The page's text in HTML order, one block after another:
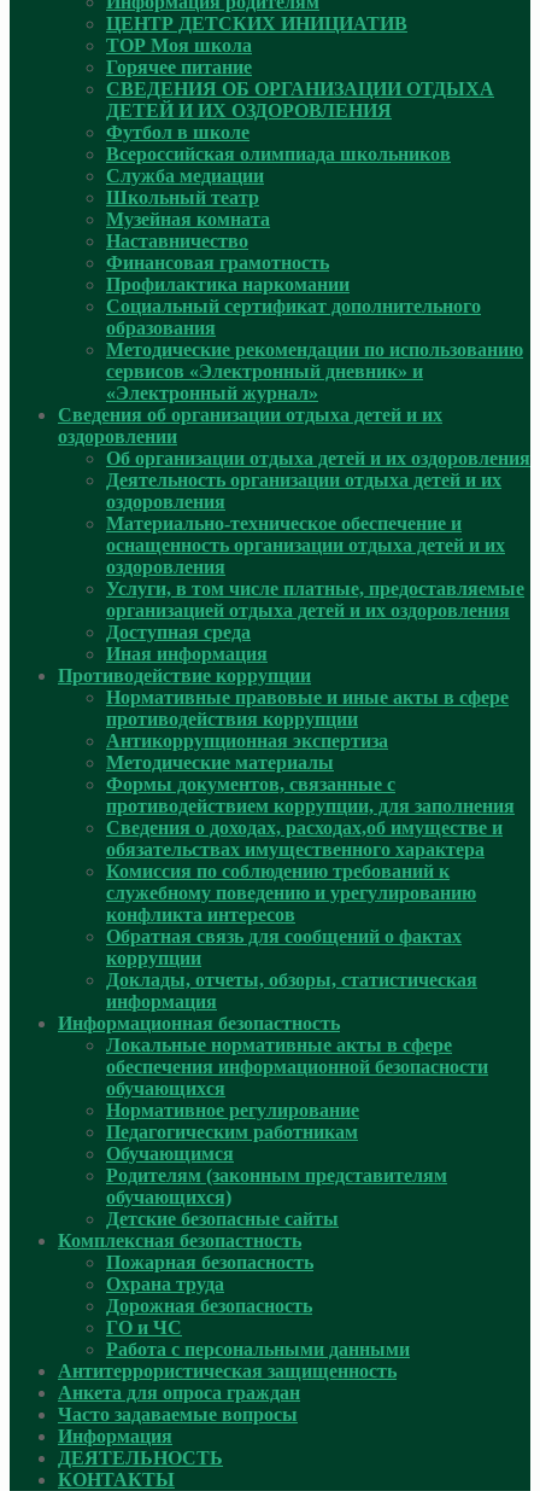
ЦЕНТР ДЕТСКИХ ИНИЦИАТИВ
ТОР Моя школа
Горячее питание
СВЕДЕНИЯ ОБ ОРГАНИЗАЦИИ ОТДЫХА
ДЕТЕЙ И ИХ ОЗДОРОВЛЕНИЯ
Футбол в школе
Всероссийская олимпиада школьников
Служба медиации
Школьный театр
Музейная комната
Наставничество
Финансовая грамотность
Профилактика наркомании
Социальный сертификат дополнительного
образования
Методические рекомендации по использованию
сервисов «Электронный дневник» и
«Электронный журнал»
Сведения об организации отдыха детей и их
оздоровлении
Об организации отдыха детей и их оздоровления
Деятельность организации отдыха детей и их
оздоровления
Материально-техническое обеспечение и
оснащенность организации отдыха детей и их
оздоровления
Услуги, в том числе платные, предоставляемые
организацией отдыха детей и их оздоровления
Доступная среда
Иная информация
Противодействие коррупции
Нормативные правовые и иные акты в сфере
противодействия коррупции
Антикоррупционная экспертиза
Методические материалы
Формы документов, связанные с
противодействием коррупции, для заполнения
Сведения о доходах, расходах,об имуществе и
обязательствах имущественного характера
Комиссия по соблюдению требований к
служебному поведению и урегулированию
конфликта интересов
Обратная связь для сообщений о фактах
коррупции
Доклады, отчеты, обзоры, статистическая
информация
Информационная безопастность
Локальные нормативные акты в сфере
обеспечения информационной безопасности
обучающихся
Нормативное регулирование
Педагогическим работникам
Обучающимся
Родителям (законным представителям
обучающихся)
Детские безопасные сайты
Комплексная безопастность
Пожарная безопасность
Охрана труда
Дорожная безопасность
ГО и ЧС
Работа с персональными данными
Антитеррористическая защищенность
Анкета для опроса граждан
Часто задаваемые вопросы
Информация
ДЕЯТЕЛЬНОСТЬ
КОНТАКТЫ